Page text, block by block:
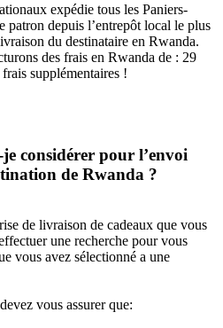
expédie tous les Paniers-
patron depuis l’entrepôt local le plus
du destinataire en Rwanda.
des frais en Rwanda de : 29
supplémentaires !
je considérer pour l’envoi
de Rwanda ?
de livraison de cadeaux que vous
une recherche pour vous
vous avez sélectionné a une
vous assurer que: